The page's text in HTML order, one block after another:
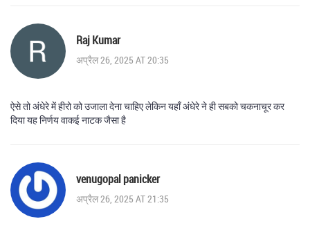
Raj Kumar
अप्रैल 26, 2025 AT 20:35
ऐसे तो अंधेरे में हीरो को उजाला देना चाहिए लेकिन यहाँ अंधेरे ने ही सबको चकनाचूर कर
दिया यह निर्णय वाकई नाटक जैसा है
venugopal panicker
अप्रैल 26, 2025 AT 21:35